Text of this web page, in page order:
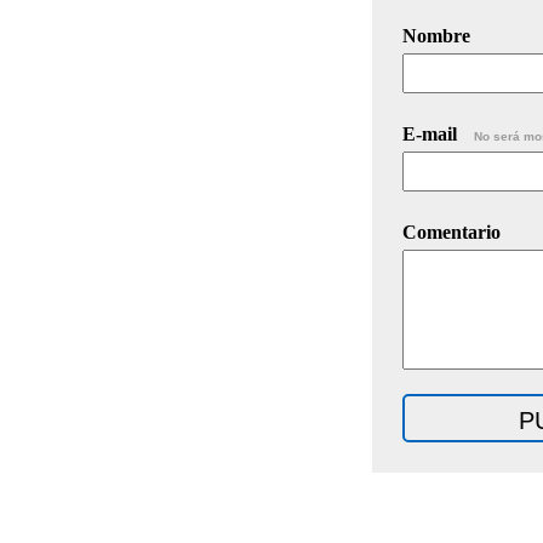
Nombre
E-mail No será
Comentario